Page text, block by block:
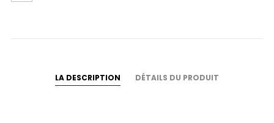
LA DESCRIPTION DÉTAILS DU PRODUIT